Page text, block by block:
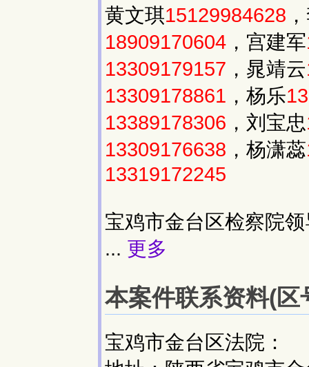
黄文琪15129984628
18909170604 ，宫建军
13309179157 ，晁靖云
13309178861 ，杨乐
13389178306 ，刘宝忠
13309176638 ，杨潇蕊
13319172245
宝鸡市金台区检察院
... 更多
本案件联系资料(区
宝鸡市金台区法院：